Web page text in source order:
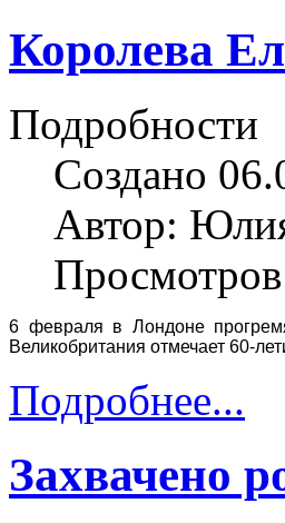
Королева
Подробности
Создано
Автор:
6 февраля в Лондоне
Великобритания отмечает 60-
Подробнее...
Захвачено